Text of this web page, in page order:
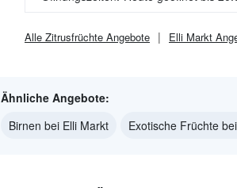
Alle Zitrusfrüchte Angebote Elli Markt
Ähnliche Angebote:
Birnen bei Elli Markt
Exotische Früchte